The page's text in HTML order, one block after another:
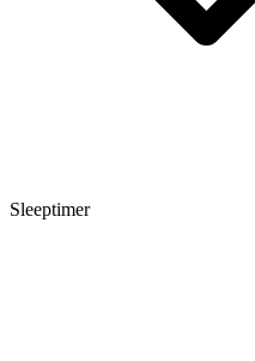
Sleeptimer